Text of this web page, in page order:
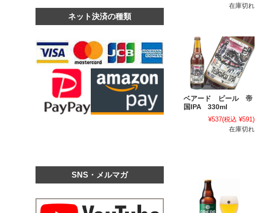
在庫切れ
ベアード ビール 帝
国IPA 330ml
¥537(税込 ¥591)
在庫切れ
ネット決済の種類
SNS・メルマガ